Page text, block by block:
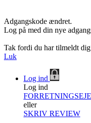
Adgangskode ændret.
Log på med din nye
Tak fordi du har tilmeldt
Luk
Log ind
Log ind
eller
SKRIV REVIEW